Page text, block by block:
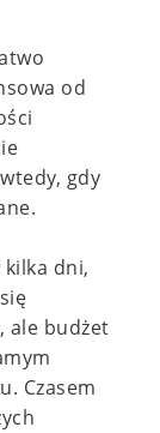
od
gdy
kilka dni,
ale budżet
Czasem